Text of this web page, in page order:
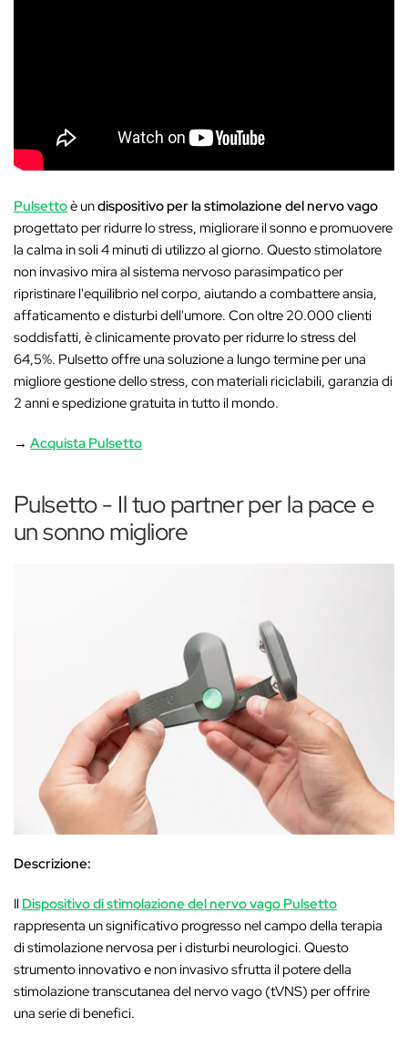
Pulsettoè undispositivo per la stimolazione del nervo vago
progettato per ridurre lo stress, migliorare il sonno e promuovere
la calma in soli 4 minuti di utilizzo al giorno. Questo stimolatore
non invasivo mira al sistema nervoso parasimpatico per
ripristinare l'equilibrio nel corpo, aiutando a combattere ansia,
affaticamento e disturbi dell'umore. Con oltre 20.000 clienti
soddisfatti, è clinicamente provato per ridurre lo stress del
64,5%. Pulsetto offre una soluzione a lungo termine per una
migliore gestione dello stress, con materiali riciclabili, garanzia di
2 anni e spedizione gratuita in tutto il mondo.
→Acquista Pulsetto
Pulsetto - Il tuo partner per la pace e
un sonno migliore
Descrizione:
Il Dispositivo di stimolazione del nervo vago Pulsetto
rappresenta un significativo progresso nel campo della terapia
di stimolazione nervosa per i disturbi neurologici. Questo
strumento innovativo e non invasivo sfrutta il potere della
stimolazione transcutanea del nervo vago (tVNS) per offrire
una serie di benefici.